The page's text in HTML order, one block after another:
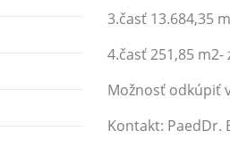
3.časť 13.684,35
4.časť 251,85 m2-
Možnosť odkúpiť
Kontakt: PaedDr.